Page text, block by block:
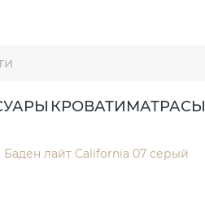
КРОВАТИМАТРАСЫ
лайт California 07 серый